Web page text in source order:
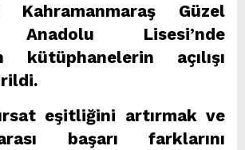
Kahramanmaraş Güzel
Anadolu Lisesi’nde
kütüphanelerin açılışı
eşitliğini artırmak ve
başarı farklarını